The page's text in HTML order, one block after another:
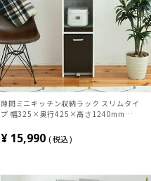
隙間ミニキッチン収納ラック スリムタイ
プ 幅325×奥行425×高さ1240mm
¥ 15,990 税込